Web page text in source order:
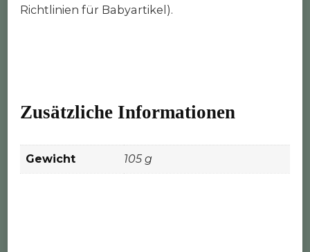
Richtlinien für Babyartikel).
Zusätzliche Informationen
Gewicht 105 g